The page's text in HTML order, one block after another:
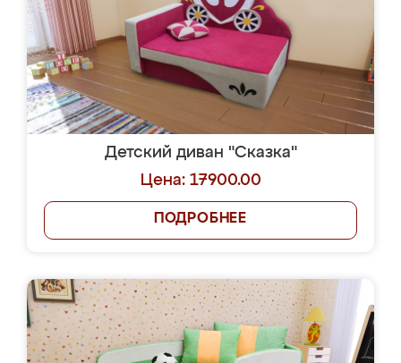
Детский диван "Сказка"
Цена: 17900.00
ПОДРОБНЕЕ